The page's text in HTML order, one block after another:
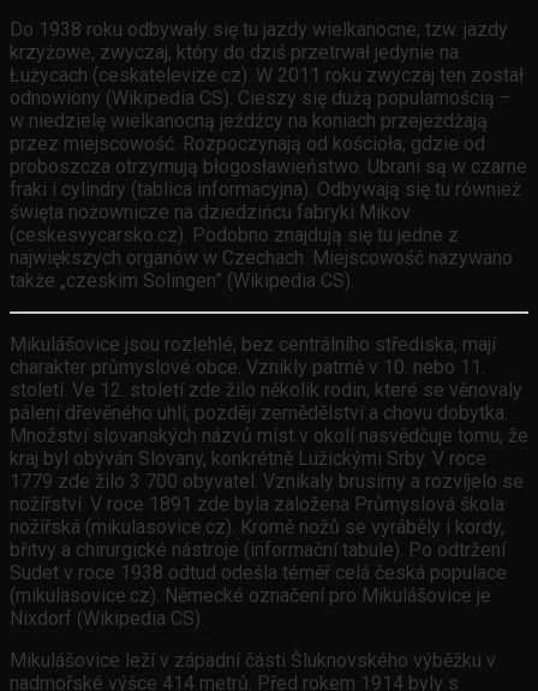
Do 1938 roku odbywały się tu jazdy wielkanocne, tzw. jazdy
krzyżowe, zwyczaj, który do dziś przetrwał jedynie na
Łużycach (ceskatelevize.cz). W 2011 roku zwyczaj ten został
odnowiony (Wikipedia CS). Cieszy się dużą popularnością –
w niedzielę wielkanocną jeźdźcy na koniach przejeżdżają
przez miejscowość. Rozpoczynają od kościoła, gdzie od
proboszcza otrzymują błogosławieństwo. Ubrani są w czarne
fraki i cylindry (tablica informacyjna). Odbywają się tu również
święta nożownicze na dziedzińcu fabryki Mikov
(ceskesvycarsko.cz). Podobno znajdują się tu jedne z
największych organów w Czechach. Miejscowość nazywano
także „czeskim Solingen” (Wikipedia CS).
Mikulášovice jsou rozlehlé, bez centrálního střediska, mají
charakter průmyslové obce. Vznikly patrně v 10. nebo 11.
století. Ve 12. století zde žilo několik rodin, které se věnovaly
pálení dřevěného uhlí, později zemědělství a chovu dobytka.
Množství slovanských názvů míst v okolí nasvědčuje tomu, že
kraj byl obýván Slovany, konkrétně Lužickými Srby. V roce
1779 zde žilo 3 700 obyvatel. Vznikaly brusírny a rozvíjelo se
nožířství. V roce 1891 zde byla založena Průmyslová škola
nožířská (mikulasovice.cz). Kromě nožů se vyráběly i kordy,
břitvy a chirurgické nástroje (informační tabule). Po odtržení
Sudet v roce 1938 odtud odešla téměř celá česká populace
(mikulasovice.cz). Německé označení pro Mikulášovice je
Nixdorf (Wikipedia CS).
Mikulášovice leží v západní části Šluknovského výběžku v
nadmořské výšce 414 metrů. Před rokem 1914 byly s